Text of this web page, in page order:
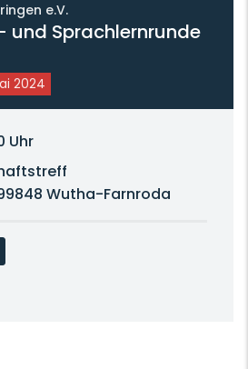
e.V.
und Sprachlernrunde
2024
Uhr
Wutha-Farnroda
UND SPRACHLERNRUNDE